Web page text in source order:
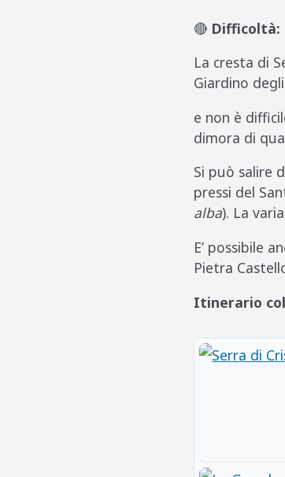
🔴 Difficoltà:
La cresta di
Giardino
e non è
dimora di
Si può salire
pressi del
alba). La
E’ possibile
Pietra
Itinerario